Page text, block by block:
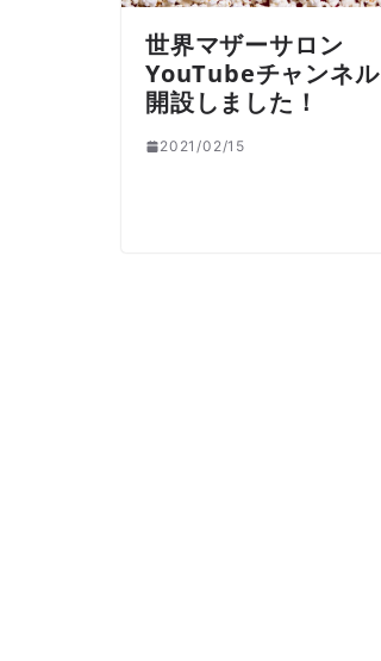
世界マザーサロン
YouTubeチャンネル
開設しました！
2021/02/15